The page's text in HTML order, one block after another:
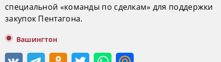
специальной «команды по сделкам» для поддержки
закупок Пентагона.
Вашингтон